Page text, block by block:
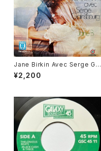
Jane Birkin Avec Serge Gai
nsbourg / Je T'aime Moi N
on Plus, Jane B.
¥2,200